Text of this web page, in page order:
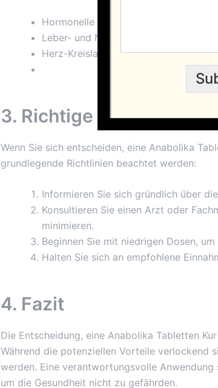
Hormonelle Ungleichgewichte
Leber- und Nierenschäden
Herz-Kreislauf-Probleme
3. Richtige Anwendung
Wenn Sie sich entscheiden, eine Anabolika
grundlegende Richtlinien beachtet werden:
Informieren Sie sich gründlich über
Konsultieren Sie einen Arzt oder
minimieren.
Beginnen Sie mit niedrigen Dosen,
Halten Sie sich an empfohlene
4. Fazit
Die Entscheidung, eine Anabolika Tabletten
Während die potenziellen Vorteile verlockend
werden. Eine verantwortungsvolle
um die Gesundheit nicht zu gefährden.